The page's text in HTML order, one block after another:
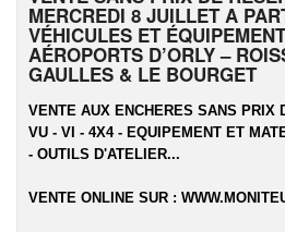
MERCREDI 8 JUILLET A
VÉHICULES ET
AÉROPORTS D’ORLY –
GAULLES & LE BOURGET
VENTE AUX ENCHERES SANS PRIX
VU - VI - 4X4 - EQUIPEMENT ET
- OUTILS D'ATELIER...
VENTE ONLINE SUR :